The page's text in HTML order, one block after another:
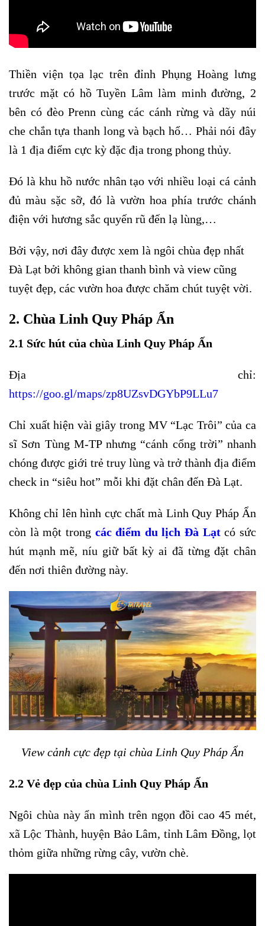
Thiền viện tọa lạc trên đỉnh Phụng Hoàng lưng
trước mặt có hồ Tuyền Lâm làm minh đường, 2
bên có đèo Prenn cùng các cánh rừng và dãy núi
che chắn tựa thanh long và bạch hổ… Phải nói đây
là 1 địa điểm cực kỳ đặc địa trong phong thủy.
Đó là khu hồ nước nhân tạo với nhiều loại cá cảnh
đủ màu sặc sỡ, đó là vườn hoa phía trước chánh
điện với hương sắc quyến rũ đến lạ lùng,…
Bởi vậy, nơi đây được xem là ngôi chùa đẹp nhất
Đà Lạt bởi không gian thanh bình và view cũng
tuyệt đẹp, các vườn hoa được chăm chút tuyệt vời.
2. Chùa Linh Quy Pháp Ẩn
2.1 Sức hút của chùa Linh Quy Pháp Ấn
Địa chỉ:
https://goo.gl/maps/zp8UZsvDGYbP9LLu7
Chỉ xuất hiện vài giây trong MV “Lạc Trôi” của ca
sĩ Sơn Tùng M-TP nhưng “cánh cổng trời” nhanh
chóng được giới trẻ truy lùng và trở thành địa điểm
check in “siêu hot” mỗi khi đặt chân đến Đà Lạt.
Không chỉ lên hình cực chất mà Linh Quy Pháp Ẩn
còn là một trong các điểm du lịch Đà Lạtcó sức
hút mạnh mẽ, níu giữ bất kỳ ai đã từng đặt chân
đến nơi thiên đường này.
View cảnh cực đẹp tại chùa Linh Quy Pháp Ẩn
2.2 Vẻ đẹp của chùa Linh Quy Pháp Ấn
Ngôi chùa này ẩn mình trên ngọn đồi cao 45 mét,
xã Lộc Thành, huyện Bảo Lâm, tỉnh Lâm Đồng, lọt
thỏm giữa những rừng cây, vườn chè.